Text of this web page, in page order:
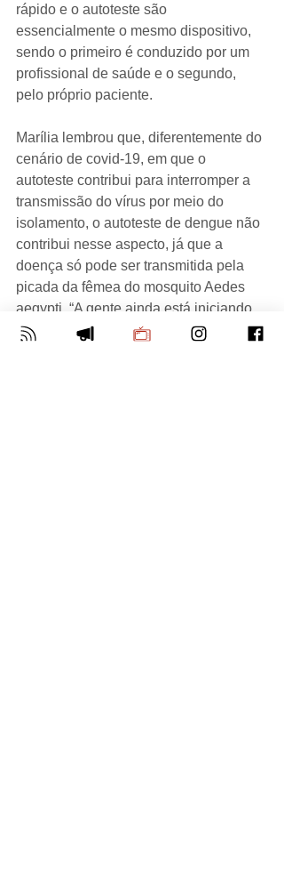
rápido e o autoteste são
essencialmente o mesmo dispositivo,
sendo o primeiro é conduzido por um
profissional de saúde e o segundo,
pelo próprio paciente.
Marília lembrou que, diferentemente do
cenário de covid-19, em que o
autoteste contribui para interromper a
transmissão do vírus por meio do
isolamento, o autoteste de dengue não
contribui nesse aspecto, já que a
doença só pode ser transmitida pela
picada da fêmea do mosquito Aedes
aegypti. “A gente ainda está iniciando
uma discussão técnica.”